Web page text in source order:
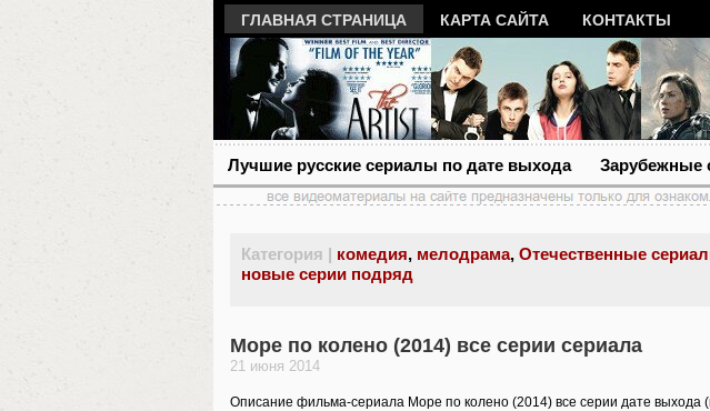
ГЛАВНАЯ СТРАНИЦА КАРТА САЙТА КОНТАКТЫ
Лучшие русские сериалы по дате выхода Зарубежные
Категория | комедия, мелодрама, Отечественные
новые серии подряд
Море по колено (2014) все серии сериала
21 июня 2014
Описание фильма-сериала Море по колено (2014) все серии дате выхода